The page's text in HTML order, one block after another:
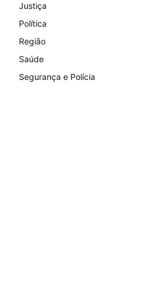
Justiça
Política
Região
Saúde
Segurança e Polícia